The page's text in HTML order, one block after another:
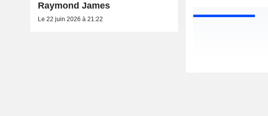
Raymond James
Le 22 juin 2026 à 21:22